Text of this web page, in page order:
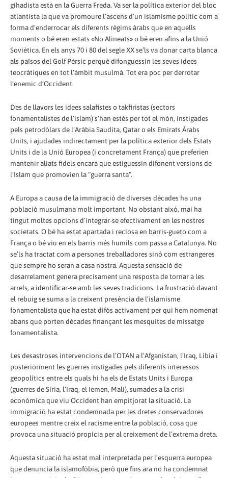
gihadista està en la Guerra Freda. Va ser la política exterior del bloc
atlantista la que va promoure l’ascens d’un islamisme polític com a
forma d’enderrocar els diferents règims àrabs que en aquells
moments o bé eren estats «No Alineats» o bé eren afins a la Unió
Soviètica. En els anys 70 i 80 del segle XX se’ls va donar carta blanca
als països del Golf Pèrsic perquè difonguessin les seves idees
teocràtiques en tot l’àmbit musulmà. Tot era poc per derrotar
l’enemic d’Occident.
Des de llavors les idees salafistes o takfiristas (sectors
fonamentalistes de l’islam) s’han estès per tot el món, instigades
pels petrodòlars de l’Aràbia Saudita, Qatar o els Emirats Àrabs
Units, i ajudades indirectament per la política exterior dels Estats
Units i de la Unió Europea (i concretament França) que preferien
mantenir aliats fidels encara que estiguessin difonent versions de
l’Islam que promovien la “guerra santa”.
A Europa a causa de la immigració de diverses dècades ha una
població musulmana molt important. No obstant això, mai ha
tingut moltes opcions d’integrar-se efectivament en les nostres
societats. O bé ha estat apartada i reclosa en barris-gueto com a
França o bé viu en els barris més humils com passa a Catalunya. No
se’ls ha tractat com a persones treballadores sinó com estrangeres
que sempre ho seran a casa nostra. Aquesta sensació de
desarrelament genera precisament una resposta de tornar a les
arrels, a identificar-se amb les seves tradicions. La frustració davant
el rebuig se suma a la creixent presència de l’islamisme
fonamentalista que ha estat difós activament per qui hem nomenat
abans que porten dècades finançant les mesquites de missatge
fonamentalista.
Les desastroses intervencions de l’OTAN a l’Afganistan, l’Iraq, Líbia i
posteriorment les guerres instigades pels diferents interessos
geopolítics entre els quals hi ha els de Estats Units i Europa
(guerres de Síria, l’Iraq, el Iemen, Mali), sumades a la crisi
econòmica que viu Occident han empitjorat la situació. La
immigració ha estat condemnada per les dretes conservadores
europees mentre creix el racisme entre la població, cosa que
provoca una situació propícia per al creixement de l’extrema dreta.
Aquesta situació ha estat mal interpretada per l’esquerra europea
que denuncia la islamofòbia, però que fins ara no ha condemnat